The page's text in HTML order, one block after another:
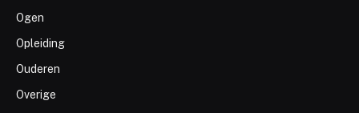
Ogen
Opleiding
Ouderen
Overige